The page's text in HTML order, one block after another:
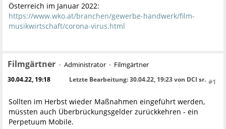
Österreich im Januar 2022:
https://www.wko.at/branchen/gewerbe-handwerk/film-
musikwirtschaft/corona-virus.html
Filmgärtner Administrator Filmgärtner
30.04.22, 19:18 #1
Letzte Bearbeitung: 30.04.22, 19:23 von DCI sr.
Sollten im Herbst wieder Maßnahmen eingeführt werden,
müssten auch Überbrückungsgelder zurückkehren - ein
Perpetuum Mobile.